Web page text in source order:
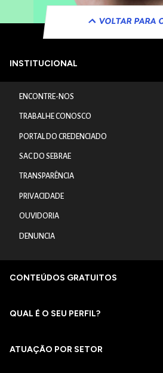
VOLTAR PARA
INSTITUCIONAL
ENCONTRE-NOS
TRABALHE CONOSCO
PORTAL DO CREDENCIADO
SAC DO SEBRAE
TRANSPARÊNCIA
PRIVACIDADE
OUVIDORIA
DENUNCIA
CONTEÚDOS GRATUITOS
QUAL É O SEU PERFIL?
ATUAÇÃO POR SETOR